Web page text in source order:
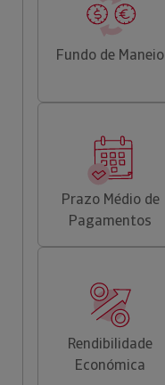
Fundo de Maneio
Prazo Médio de
Pagamentos
Rendibilidade
Económica